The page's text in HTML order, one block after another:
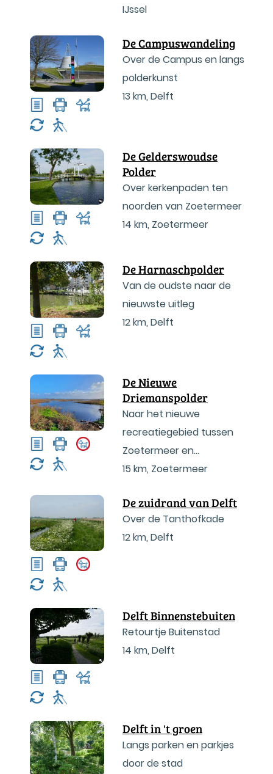
IJssel
De Campuswandeling
Over de Campus en langs
polderkunst
13 km, Delft
De Gelderswoudse
Polder
Over kerkenpaden ten
noorden van Zoetermeer
14 km, Zoetermeer
De Harnaschpolder
Van de oudste naar de
nieuwste uitleg
12 km, Delft
De Nieuwe
Driemanspolder
Naar het nieuwe
recreatiegebied tussen
Zoetermeer en
Leidschendam
15 km, Zoetermeer
De zuidrand van Delft
Over de Tanthofkade
12 km, Delft
Delft Binnenstebuiten
Retourtje Buitenstad
14 km, Delft
Delft in 't groen
Langs parken en parkjes
door de stad